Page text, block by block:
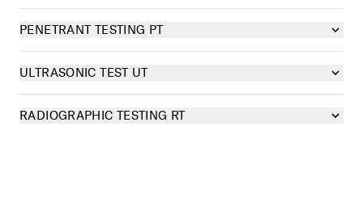
PENETRANT TESTING PT
ULTRASONIC TEST UT
RADIOGRAPHIC TESTING RT